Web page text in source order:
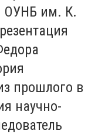
ОУНБ им. К.
прошлого в
научно-